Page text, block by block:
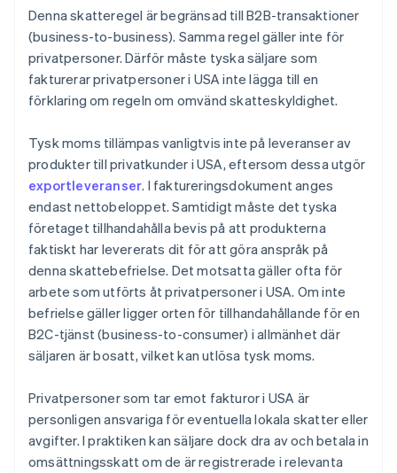
Denna skatteregel är begränsad till B2B-transaktioner
(business-to-business). Samma regel gäller inte för
privatpersoner. Därför måste tyska säljare som
fakturerar privatpersoner i USA inte lägga till en
förklaring om regeln om omvänd skatteskyldighet.
Tysk moms tillämpas vanligtvis inte på leveranser av
produkter till privatkunder i USA, eftersom dessa utgör
exportleveranser. I faktureringsdokument anges
endast nettobeloppet. Samtidigt måste det tyska
företaget tillhandahålla bevis på att produkterna
faktiskt har levererats dit för att göra anspråk på
denna skattebefrielse. Det motsatta gäller ofta för
arbete som utförts åt privatpersoner i USA. Om inte
befrielse gäller ligger orten för tillhandahållande för en
B2C-tjänst (business-to-consumer) i allmänhet där
säljaren är bosatt, vilket kan utlösa tysk moms.
Privatpersoner som tar emot fakturor i USA är
personligen ansvariga för eventuella lokala skatter eller
avgifter. I praktiken kan säljare dock dra av och betala in
omsättningsskatt om de är registrerade i relevanta